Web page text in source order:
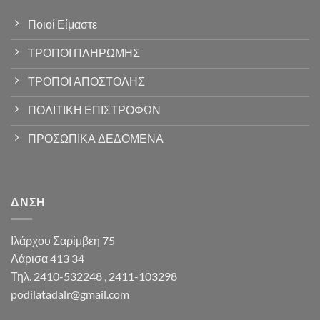
Ποιοί Είμαστε
ΤΡΟΠΟΙ ΠΛΗΡΩΜΗΣ
ΤΡΟΠΟΙ ΑΠΟΣΤΟΛΗΣ
ΠΟΛΙΤΙΚΗ ΕΠΙΣΤΡΟΦΩΝ
ΠΡΟΣΩΠΙΚΑ ΔΕΔΟΜΕΝΑ
ΔΝΣΗ
Ιλάρχου Σαρίμβεη 75
Λάρισα 413 34
Τηλ. 2410-532248 , 2411-103298
podilatadalr@gmail.com